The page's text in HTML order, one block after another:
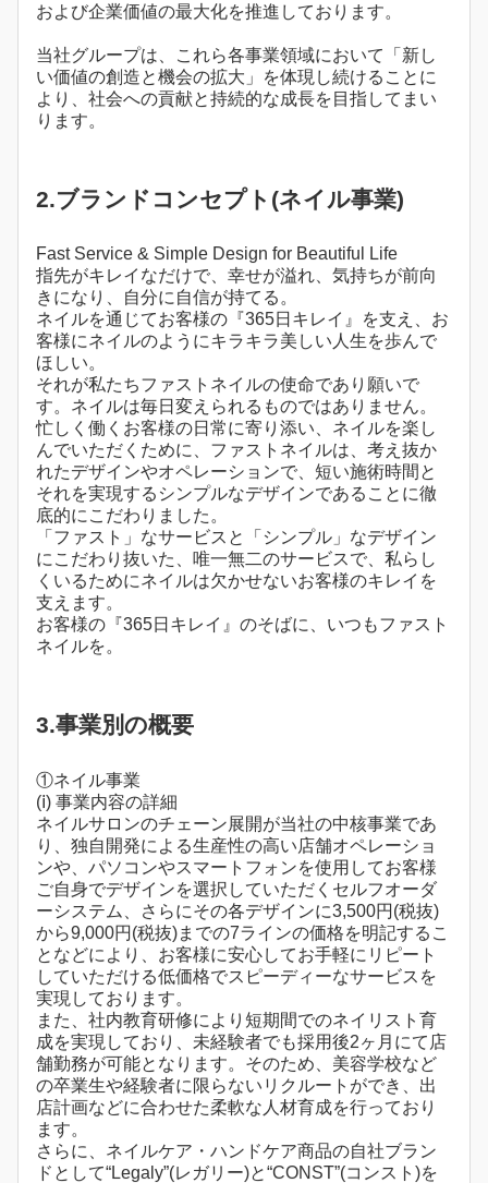
および企業価値の最大化を推進しております。
当社グループは、これら各事業領域において「新し
い価値の創造と機会の拡大」を体現し続けることに
より、社会への貢献と持続的な成長を目指してまい
ります。
2.ブランドコンセプト(ネイル事業)
Fast Service & Simple Design for Beautiful Life
指先がキレイなだけで、幸せが溢れ、気持ちが前向
きになり、自分に自信が持てる。
ネイルを通じてお客様の『365日キレイ』を支え、お
客様にネイルのようにキラキラ美しい人生を歩んで
ほしい。
それが私たちファストネイルの使命であり願いで
す。ネイルは毎日変えられるものではありません。
忙しく働くお客様の日常に寄り添い、ネイルを楽し
んでいただくために、ファストネイルは、考え抜か
れたデザインやオペレーションで、短い施術時間と
それを実現するシンプルなデザインであることに徹
底的にこだわりました。
「ファスト」なサービスと「シンプル」なデザイン
にこだわり抜いた、唯一無二のサービスで、私らし
くいるためにネイルは欠かせないお客様のキレイを
支えます。
お客様の『365日キレイ』のそばに、いつもファスト
ネイルを。
3.事業別の概要
①ネイル事業
(ⅰ) 事業内容の詳細
ネイルサロンのチェーン展開が当社の中核事業であ
り、独自開発による生産性の高い店舗オペレーショ
ンや、パソコンやスマートフォンを使用してお客様
ご自身でデザインを選択していただくセルフオーダ
ーシステム、さらにその各デザインに3,500円(税抜)
から9,000円(税抜)までの7ラインの価格を明記するこ
となどにより、お客様に安心してお手軽にリピート
していただける低価格でスピーディーなサービスを
実現しております。
また、社内教育研修により短期間でのネイリスト育
成を実現しており、未経験者でも採用後2ヶ月にて店
舗勤務が可能となります。そのため、美容学校など
の卒業生や経験者に限らないリクルートができ、出
店計画などに合わせた柔軟な人材育成を行っており
ます。
さらに、ネイルケア・ハンドケア商品の自社ブラン
ドとして“Legaly”(レガリー)と“CONST”(コンスト)を